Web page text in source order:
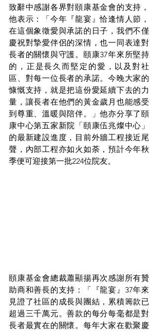
致辭中感謝各界對頤康基金會的支持，
他表示：「今年『龍宴』恰逢情人節，
在這個象徵愛與承諾的日子，我們不僅
慶祝對摯愛伴侶的深情，也一同表達對
長者的關懷與守護。頤康37年來所堅持
的，正是長久而堅定的愛，以及對社
區、對每一位長者的承諾。今晚大家的
慷慨支持，就是把這份愛延續下去的力
量，讓長者在他們的黃金歲月也能感受
到尊重、溫暖與陪伴。」他亦分享了頤
康中心第五家新院「頤康伍兆燦中心」
的最新建設進度，目前外牆工程接近尾
聲，內部工程亦如火如荼，預計今年秋
季便可迎接第一批224位院友。
頤康基金會總裁蕭顯揚再次感謝所有贊
助商和善長的支持：「『龍宴』37年來
見證了社區的成長與團結，累積籌款已
超過三千萬元。善款的每分每毫都是對
長者最實在的關懷。每年大家在歡聚慶